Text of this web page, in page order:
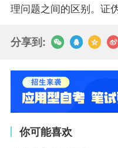
理问题之间的区别。证
分享到:
你可能喜欢